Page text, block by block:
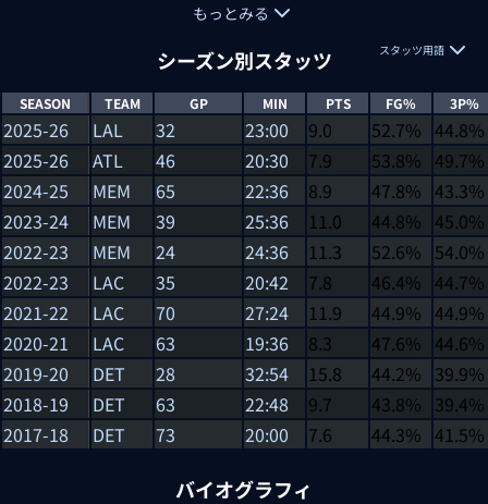
もっとみる
シーズン別スタッツ スタッツ用語
SEASON TEAM GP MIN PTS FG% 3P%
2025-26 LAL 32 23:00 9.0 52.7% 44.8%
2025-26
ATL 46 20:30 7.9 53.8% 49.7%
2024-25
MEM 65 22:36 8.9 47.8% 43.3%
2023-24
MEM 39 25:36 11.0 44.8% 45.0%
2022-23
MEM 24 24:36 11.3 52.6% 54.0%
2022-23
LAC 35 20:42 7.8 46.4% 44.7%
2021-22
LAC 70 27:24 11.9 44.9% 44.9%
2020-21
LAC 63 19:36 8.3 47.6% 44.6%
2019-20
DET 28 32:54 15.8 44.2% 39.9%
2018-19
DET 63 22:48 9.7 43.8% 39.4%
2017-18
DET 73 20:00 7.6 44.3% 41.5%
バイオグラフィ